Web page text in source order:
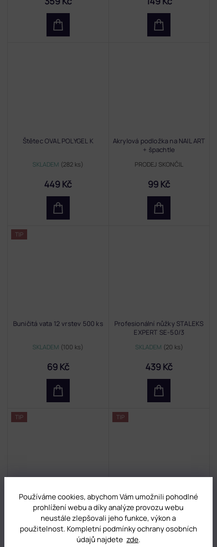
Používáme cookies, abychom Vám umožnili pohodlné
prohlížení webu a díky analýze provozu webu
neustále zlepšovali jeho funkce, výkon a
použitelnost. Kompletní podmínky ochrany osobních
údajů najdete zde.
Štětec OVAL POLYGEL K
SKLADEM (282 ks)
449 Kč
Akrylová podložka na NAIL ART
+ špachtle
PRODEJ SKONČIL
99 Kč
TIP
Buničitá vata 12 vrstev 500 ks
SKLADEM (100 ks)
69 Kč
Profesionální nůžky STALEKS
EXPERT SE-50/3
SKLADEM (20 ks)
439 Kč
TIP
CARBIDE STELA 6 mm
SKLADEM(9 ks)
TIP
FLAME BIT 021 Glamora
SKLADEM(109 ks)